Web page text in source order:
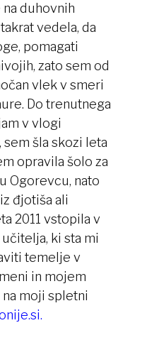
duhovnih
vedela, da
pomagati
zato sem od
vlek v smeri
Do trenutnega
v vlogi
šla skozi leta
opravila šolo za
Ogorevcu, nato
đjotiša ali
2011 vstopila v
ki sta mi
temelje v
in mojem
moji spletni